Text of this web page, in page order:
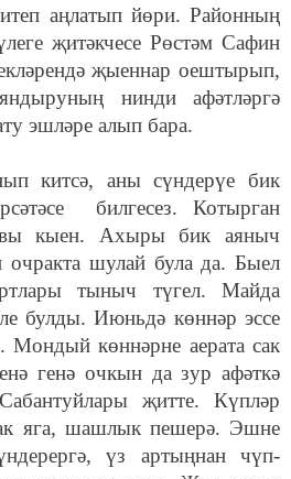
аңлатып йөри. Районның
җитәкчесе Рөстәм Сафин
җыеннар оештырып,
нинди афәтләргә
эшләре алып бара.
китсә, аны сүндерүе бик
билгесез. Котырган
кыен. Ахыры бик аяныч
очракта шулай була да. Быел
тыныч түгел. Майда
булды. Июньдә көннәр эссе
көннәрне аерата сак
генә очкын да зур афәткә
җитте. Күпләр
яга, шашлык пешерә. Эшне
үз артыңнан чүп-